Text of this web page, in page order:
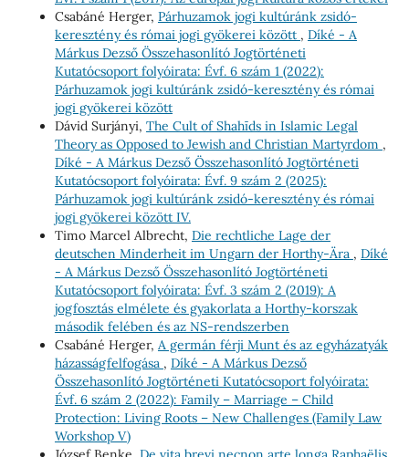
Csabáné Herger, Párhuzamok jogi kultúránk zsidó-
keresztény és római jogi gyökerei között , Díké - A
Márkus Dezső Összehasonlító Jogtörténeti
Kutatócsoport folyóirata: Évf. 6 szám 1 (2022):
Párhuzamok jogi kultúránk zsidó-keresztény és római
jogi gyökerei között
Dávid Surjányi, The Cult of Shahīds in Islamic Legal
Theory as Opposed to Jewish and Christian Martyrdom ,
Díké - A Márkus Dezső Összehasonlító Jogtörténeti
Kutatócsoport folyóirata: Évf. 9 szám 2 (2025):
Párhuzamok jogi kultúránk zsidó-keresztény és római
jogi gyökerei között IV.
Timo Marcel Albrecht, Die rechtliche Lage der
deutschen Minderheit im Ungarn der Horthy-Ära , Díké
- A Márkus Dezső Összehasonlító Jogtörténeti
Kutatócsoport folyóirata: Évf. 3 szám 2 (2019): A
jogfosztás elmélete és gyakorlata a Horthy-korszak
második felében és az NS-rendszerben
Csabáné Herger, A germán férji Munt és az egyházatyák
házasságfelfogása , Díké - A Márkus Dezső
Összehasonlító Jogtörténeti Kutatócsoport folyóirata:
Évf. 6 szám 2 (2022): Family – Marriage – Child
Protection: Living Roots – New Challenges (Family Law
Workshop V)